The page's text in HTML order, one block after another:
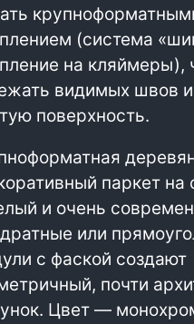
(система
на кляймеры),
видимых швов и
поверхность.
паркет на
и очень
или
с фаской создают
почти
Цвет —